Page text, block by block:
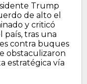
Trump
de alto el
y criticó
tras una
contra buques
obstaculizaron
estratégica vía